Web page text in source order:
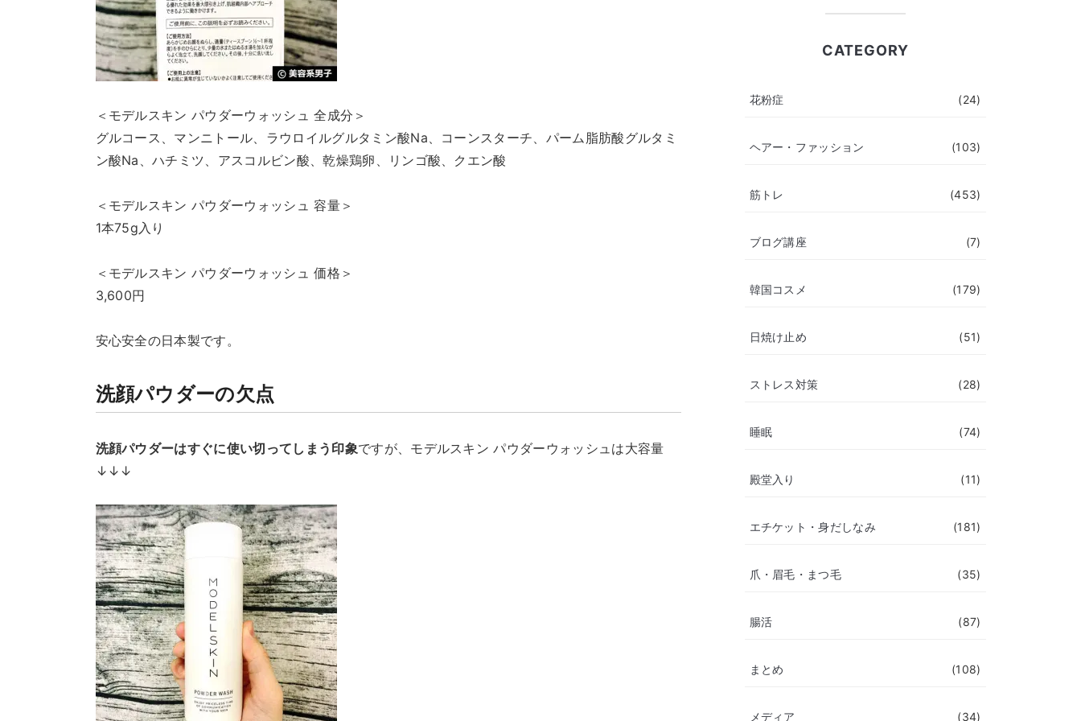
＜モデルスキン パウダーウォッシュ 全成分＞
グルコース、マンニトール、ラウロイルグルタミン酸Na、コーンスターチ、パーム脂肪酸グルタミ
ン酸Na、ハチミツ、アスコルビン酸、乾燥鶏卵、リンゴ酸、クエン酸
＜モデルスキン パウダーウォッシュ 容量＞
1本75g入り
＜モデルスキン パウダーウォッシュ 価格＞
3,600円
安心安全の日本製です。
洗顔パウダーの欠点
洗顔パウダーはすぐに使い切ってしまう印象ですが、モデルスキン パウダーウォッシュは大容量
↓↓↓
CATEGORY
花粉症 (24)
ヘアー・ファッション (103)
筋トレ (453)
ブログ講座 (7)
韓国コスメ (179)
日焼け止め (51)
ストレス対策 (28)
睡眠 (74)
殿堂入り (11)
エチケット・身だしなみ (181)
爪・眉毛・まつ毛 (35)
腸活 (87)
まとめ (108)
メディア (34)